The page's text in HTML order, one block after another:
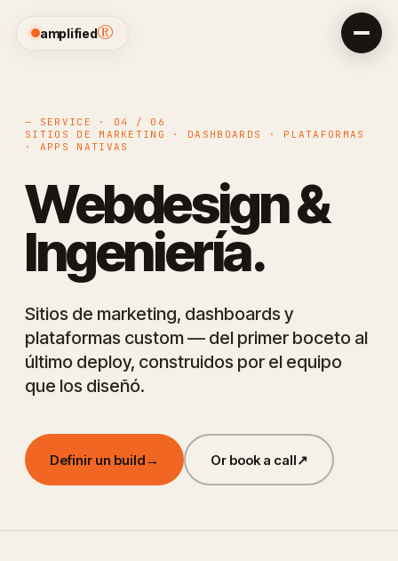
amplified®
— SERVICE · 04 / 06
SITIOS DE MARKETING · DASHBOARDS · PLATAFORMAS
· APPS NATIVAS
Webdesign &
Ingeniería.
Sitios de marketing, dashboards y
plataformas custom — del primer boceto al
último deploy, construidos por el equipo
que los diseñó.
Definir un build → Or book a call↗